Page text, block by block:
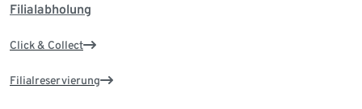
Filialabholung
Click & Collect
Filialreservierung